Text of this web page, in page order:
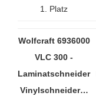
1. Platz
Wolfcraft 6936000
VLC 300 -
Laminatschneider
Vinylschneider…